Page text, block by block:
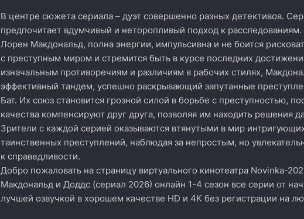
В центре сюжета сериала – дуэт совершенно разных детективов.
предпочитает вдумчивый и неторопливый подход к расследованиям.
Лорен Макдональд, полна энергии, импульсивна и не боится
с преступным миром и стремится быть в курсе последних
изначальным противоречиям и различиям в рабочих стилях,
эффективный тандем, успешно раскрывающий запутанные
Бат. Их союз становится грозной силой в борьбе с преступностью,
качества компенсируют друг друга, позволяя им находить решения
Зрители с каждой серией оказываются втянутыми в мир
таинственных преступлений, наблюдая за непростым, но
к справедливости.
Добро пожаловать на страницу виртуального кинотеатра Novinka-
Макдональд и Доддс (сериал 2026) онлайн 1-4 сезон все серии от
лучшей озвучкой в хорошем качестве HD и 4K без регистрации на